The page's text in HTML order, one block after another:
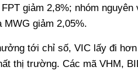
giảm 2,8%; nhóm
MWG giảm 2,05%.
tới chỉ số, VIC lấy đi
thị trường. Các mã VHM,